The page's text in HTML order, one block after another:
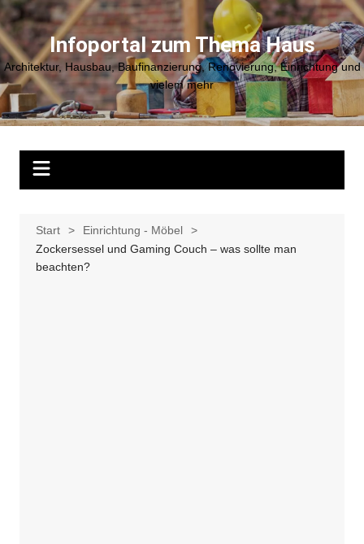
Zum
Inhalt
springenInfoportal zum Thema Haus
Architektur, Hausbau, Baufinanzierung, Renovierung, Einrichtung und
vielem mehr
Start
Einrichtung - Möbel
Zockersessel und Gaming Couch – was sollte man
beachten?